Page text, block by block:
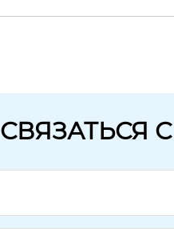
СВЯЗАТЬСЯ